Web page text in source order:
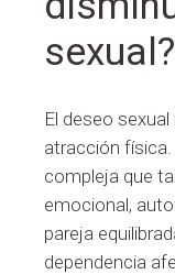
sexual?
El deseo
atracción física.
compleja que
emocional,
pareja
dependencia